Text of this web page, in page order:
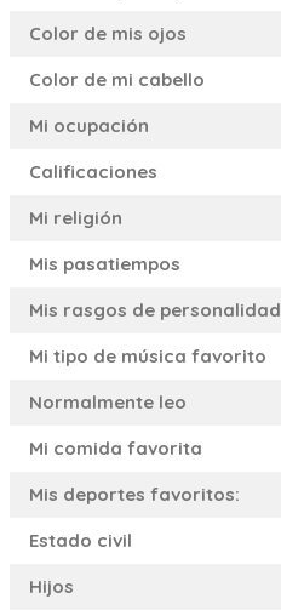
Color de mis ojos
Color de mi cabello
Mi ocupación
Calificaciones
Mi religión
Mis pasatiempos
Mis rasgos de personalidad
Mi tipo de música favorito
Normalmente leo
Mi comida favorita
Mis deportes favoritos:
Estado civil
Hijos